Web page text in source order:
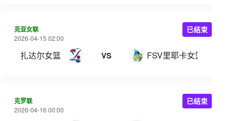
克亚女联
2026-04-15 02:00
扎达尔女篮 VS FSV里耶卡女篮
已结束
克罗联
2026-04-16 00:00
已结束